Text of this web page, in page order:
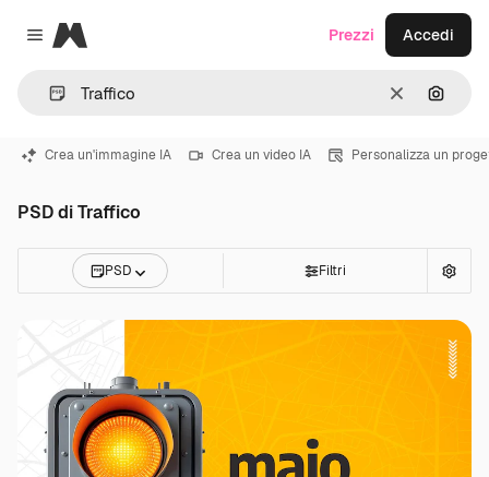
Close menu
Magnific
CancellaCerca
Prezzi Accedi
Crea un'immagine IA Crea un video IA Personalizza un
PSD di Traffico
PSD Filtri